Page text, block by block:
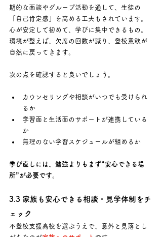
期的な面談やグループ活動を通して、生徒の
「自己肯定感」を高める工夫もされています。
心が安定して初めて、学びに集中できるもの。
環境が整えば、欠席の回数が減り、登校意欲が
自然に戻ってきます。
次の点を確認すると良いでしょう。
カウンセリングや相談がいつでも受けられ
るか
学習面と生活面のサポートが連携している
か
無理のない学習スケジュールが組めるか
学び直しには、勉強よりもまず“安心できる場
所”が必要です。
3.3 家族も安心できる相談・見学体制をチ
ェック
不登校支援高校を選ぶうえで、意外と見落とし